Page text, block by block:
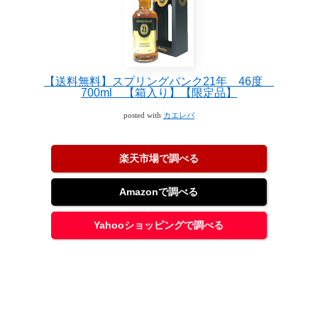
【送料無料】スプリングバンク21年 46度
700ml 【箱入り】【限定品】
posted with カエレバ
楽天市場で調べる
Amazonで調べる
Yahooショッピングで調べる